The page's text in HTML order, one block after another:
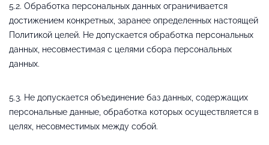
5.2. Обработка персональных данных ограничивается
достижением конкретных, заранее определенных настоящей
Политикой целей. Не допускается обработка персональных
данных, несовместимая с целями сбора персональных
данных.
5.3. Не допускается объединение баз данных, содержащих
персональные данные, обработка которых осуществляется в
целях, несовместимых между собой.